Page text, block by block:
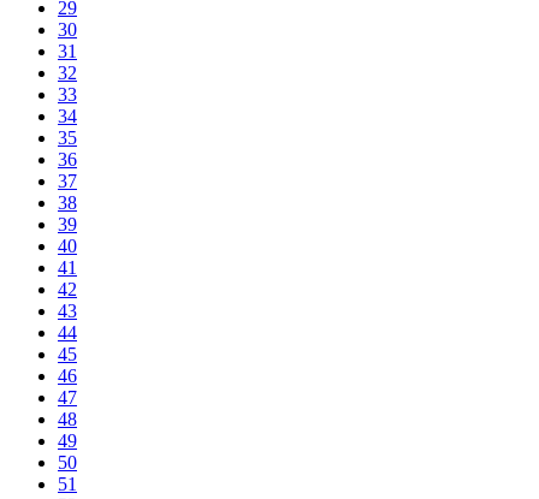
29
30
31
32
33
34
35
36
37
38
39
40
41
42
43
44
45
46
47
48
49
50
51